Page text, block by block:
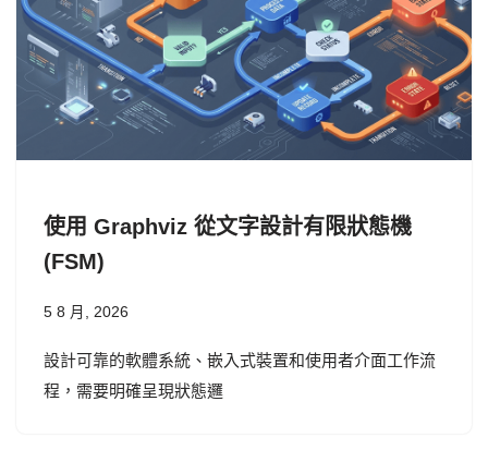
使用 Graphviz 從文字設計有限狀態機
(FSM)
5 8 月, 2026
設計可靠的軟體系統、嵌入式裝置和使用者介面工作流
程，需要明確呈現狀態邏